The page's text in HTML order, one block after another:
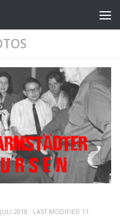
2018 · LAST MODIFIED 11.